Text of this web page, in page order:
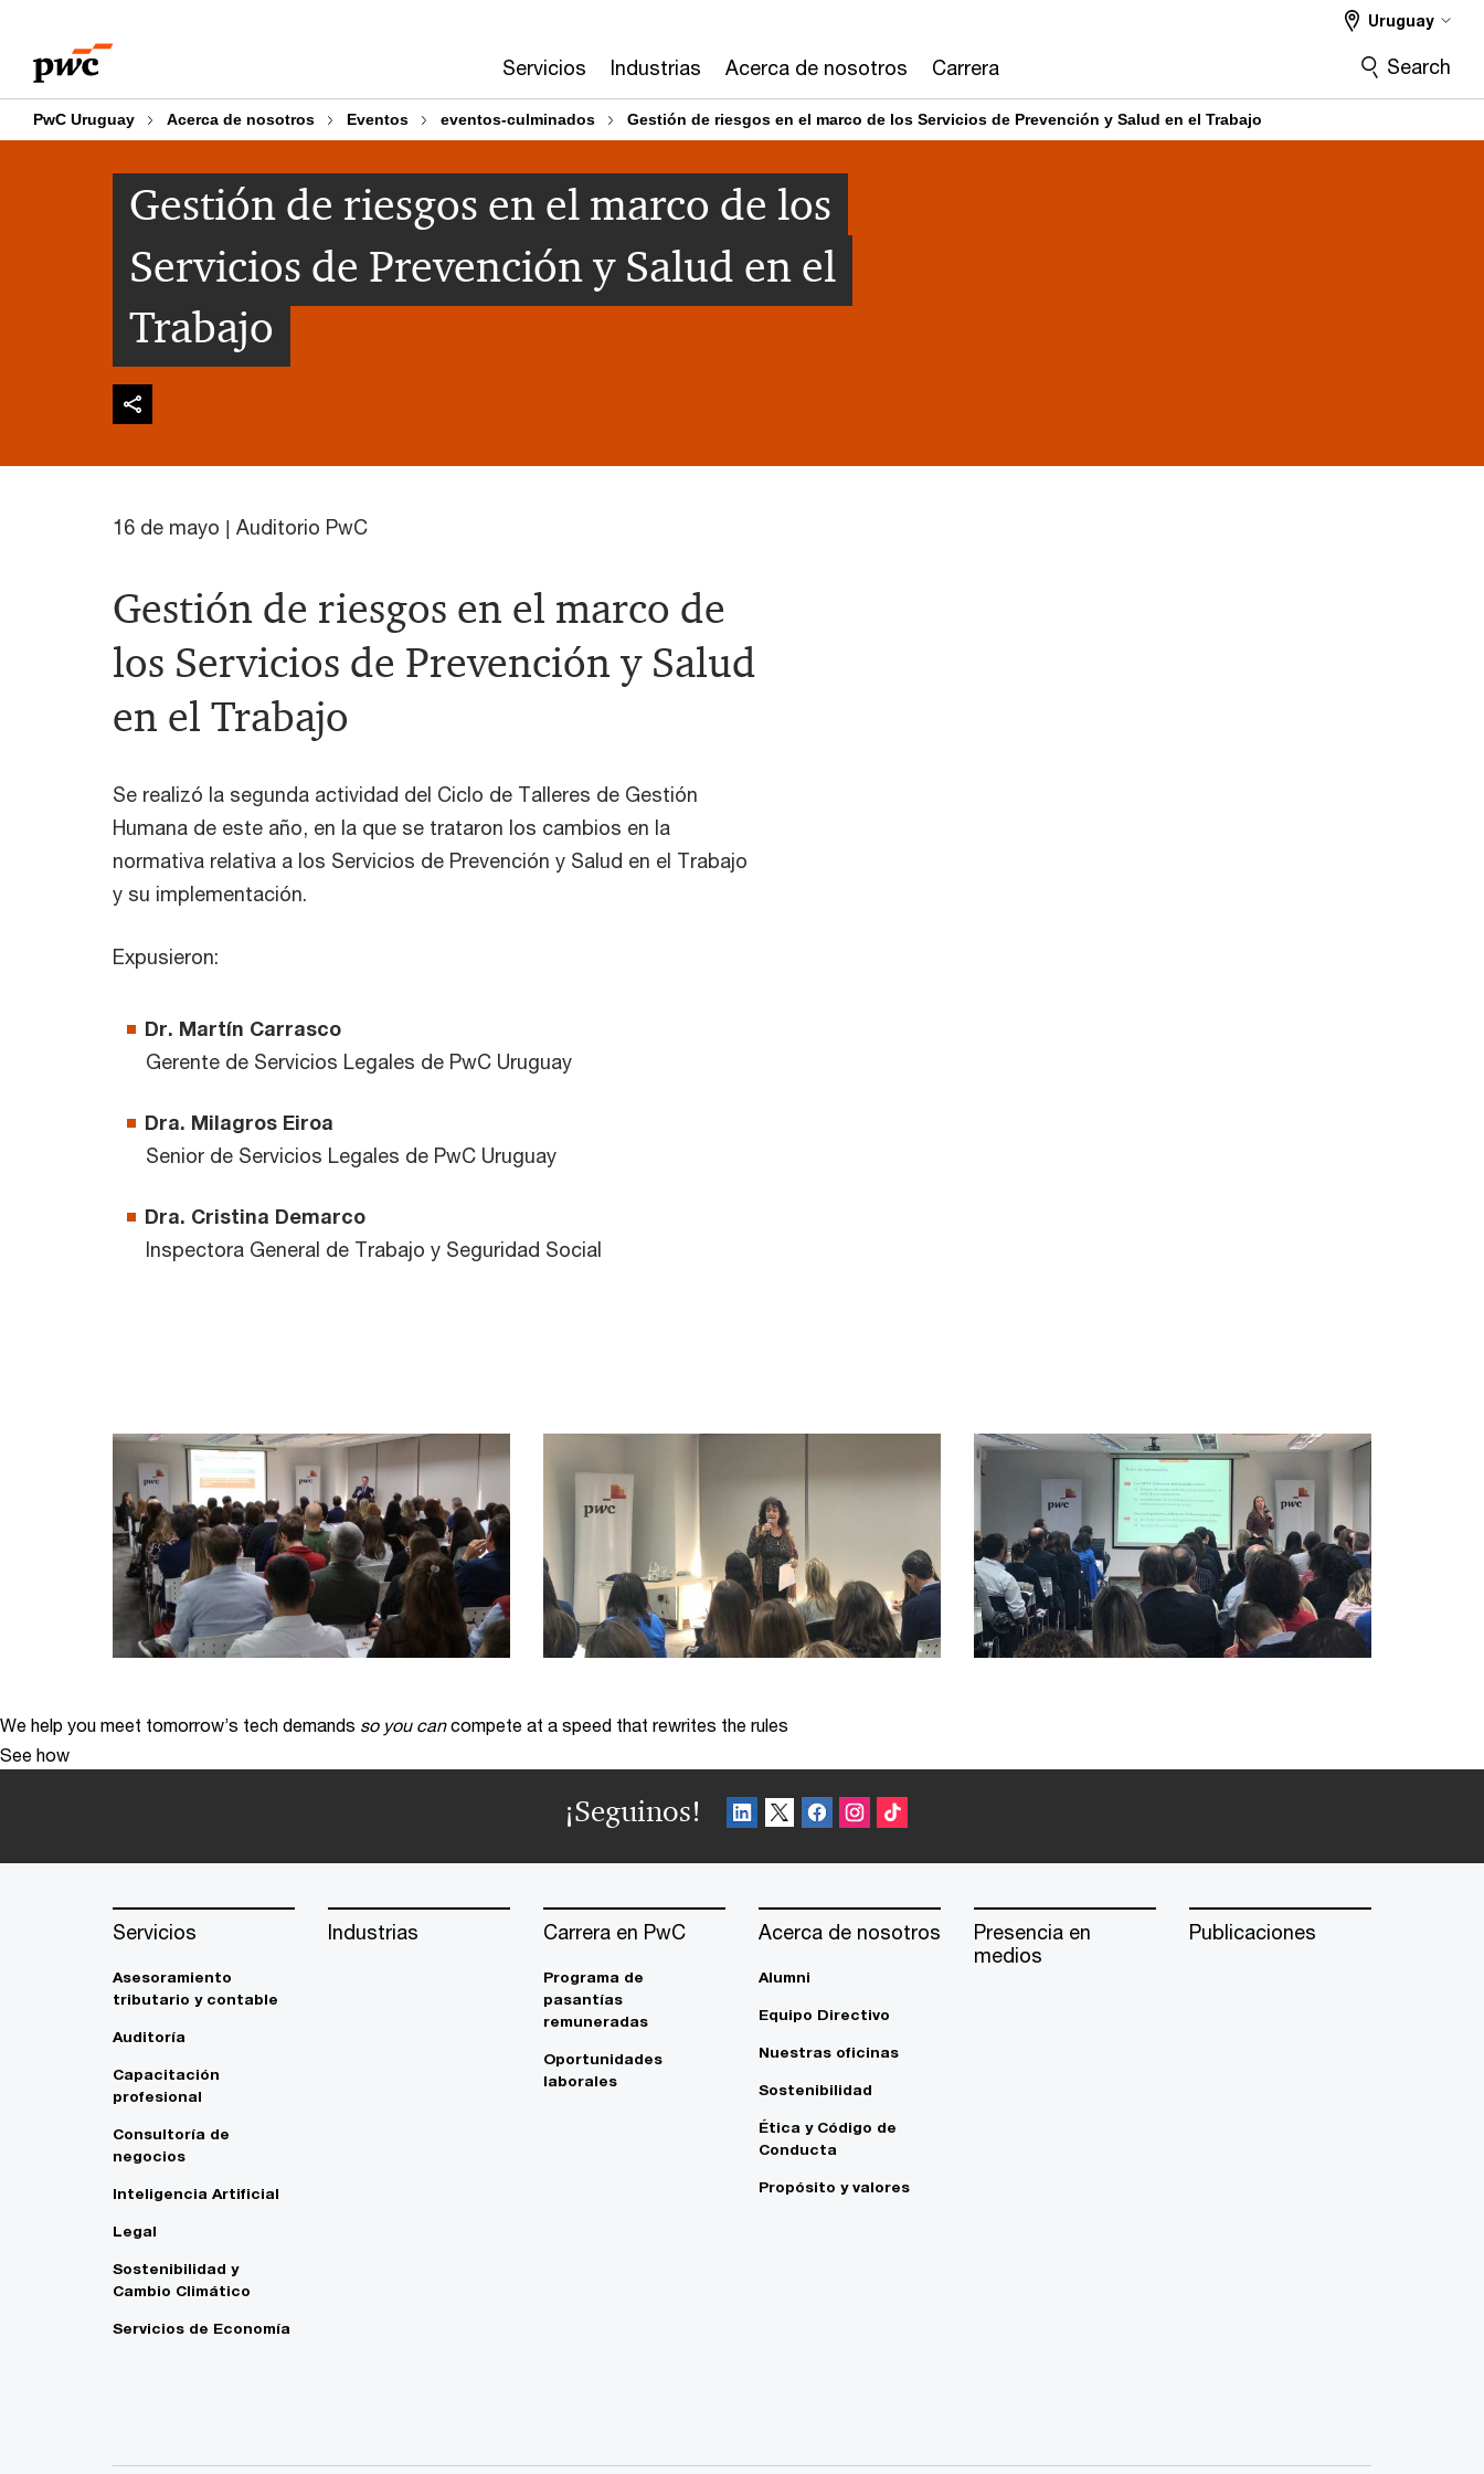
content
footer
Servicios Industrias Acerca de nosotros Carrera
Uruguay
Search
PwC Uruguay Acerca de nosotros Eventos eventos-culminados Gestión de riesgos en el marco de los Servicios de Prevención y Salud en el Trabajo
Gestión de riesgos en el marco de los
Servicios de Prevención y Salud en el
Trabajo
16 de mayo | Auditorio PwC
Gestión de riesgos en el marco de
los Servicios de Prevención y Salud
en el Trabajo
Se realizó la segunda actividad del Ciclo de Talleres de Gestión
Humana de este año, en la que se trataron los cambios en la
normativa relativa a los Servicios de Prevención y Salud en el Trabajo
y su implementación.
Expusieron:
Dr. Martín Carrasco
Gerente de Servicios Legales de PwC Uruguay
Dra. Milagros Eiroa
Senior de Servicios Legales de PwC Uruguay
Dra. Cristina Demarco
Inspectora General de Trabajo y Seguridad Social
We help you meet tomorrow’s tech demands so you can compete at a speed that rewrites the rules
See how
¡Seguinos!
Servicios
Asesoramiento
tributario y contable
Auditoría
Capacitación
profesional
Consultoría de
negocios
Inteligencia Artificial
Legal
Sostenibilidad y
Cambio Climático
Servicios de Economía
Industrias Carrera en PwC
Programa de
pasantías
remuneradas
Oportunidades
laborales
Acerca de nosotros
Alumni
Equipo Directivo
Nuestras oficinas
Sostenibilidad
Ética y Código de
Conducta
Propósito y valores
Presencia en
medios
Publicaciones